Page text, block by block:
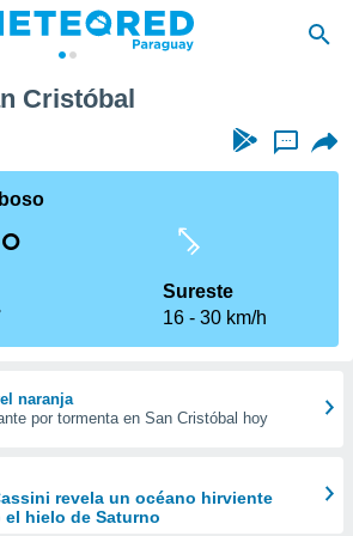
Cristóbal
...
Sureste
16
30 km/h
naranja
por tormenta en San Cristóbal hoy
revela un océano hirviente
hielo de Saturno